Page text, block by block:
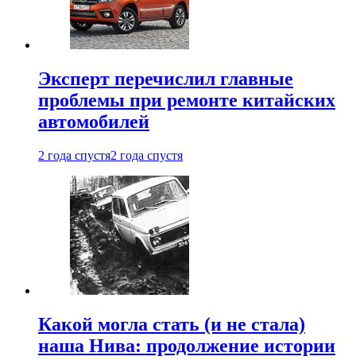
Эксперт перечислил главные
проблемы при ремонте китайских
автомобилей
2 года спустя2 года спустя
Какой могла стать (и не стала)
наша Нива: продолжение истории